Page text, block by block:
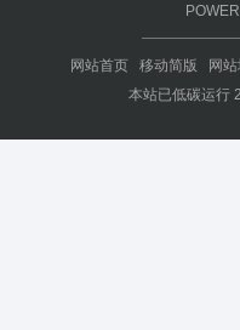
网站首页 移动简版 网
本站已低碳运行